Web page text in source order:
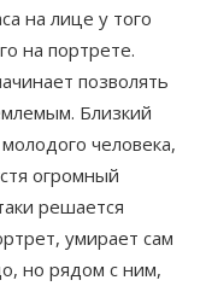
на лице у того
на портрете.
позволять
Близкий
человека,
огромный
решается
умирает сам
но рядом с ним,